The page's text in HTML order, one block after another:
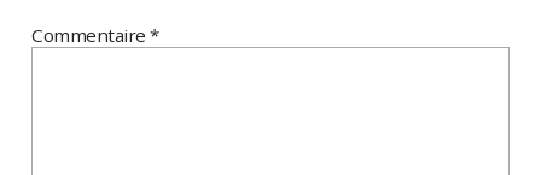
Commentaire*